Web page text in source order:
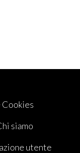
Cookies
siamo
utente